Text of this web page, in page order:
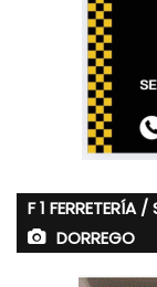
F 1 FERRETERÍA
DORREGO